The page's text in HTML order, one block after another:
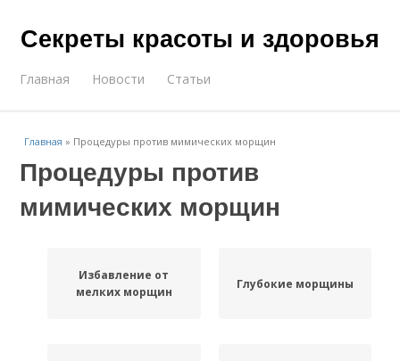
Секреты красоты и здоровья
Главная Новости Статьи
Главная » Процедуры против мимических морщин
Процедуры против
мимических морщин
Избавление от
мелких морщин
Глубокие морщины